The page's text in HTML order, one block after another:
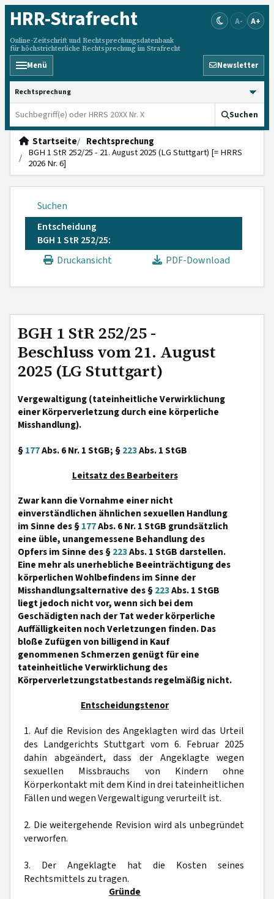
HRR-Strafrecht
Online-Zeitschrift und Rechtsprechungsdatenbank
für höchstrichterliche Rechtsprechung im Strafrecht
A- A+
Menü Newsletter
HRRS durchsuchen
Suchen
Startseite
Rechtsprechung
BGH 1 StR 252/25 - 21. August 2025 (LG Stuttgart) [= HRRS
2026 Nr. 6]
Suchen
Entscheidung
BGH 1 StR 252/25:
Druckansicht
PDF-Download
BGH 1 StR 252/25 -
Beschluss vom 21. August
2025 (LG Stuttgart)
Vergewaltigung (tateinheitliche Verwirklichung
einer Körperverletzung durch eine körperliche
Misshandlung).
§177Abs. 6 Nr. 1 StGB; §223Abs. 1 StGB
Leitsatz des Bearbeiters
Zwar kann die Vornahme einer nicht
einverständlichen ähnlichen sexuellen Handlung
im Sinne des §177Abs. 6 Nr. 1 StGB grundsätzlich
eine üble, unangemessene Behandlung des
Opfers im Sinne des §223Abs. 1 StGB darstellen.
Eine mehr als unerhebliche Beeinträchtigung des
körperlichen Wohlbefindens im Sinne der
Misshandlungsalternative des §223Abs. 1 StGB
liegt jedoch nicht vor, wenn sich bei dem
Geschädigten nach der Tat weder körperliche
Auffälligkeiten noch Verletzungen finden. Das
bloße Zufügen von billigend in Kauf
genommenen Schmerzen genügt für eine
tateinheitliche Verwirklichung des
Körperverletzungstatbestands regelmäßig nicht.
Entscheidungstenor
1. Auf die Revision des Angeklagten wird das Urteil
des Landgerichts Stuttgart vom 6. Februar 2025
dahin abgeändert, dass der Angeklagte wegen
sexuellen Missbrauchs von Kindern ohne
Körperkontakt mit dem Kind in drei tateinheitlichen
Fällen und wegen Vergewaltigung verurteilt ist.
2. Die weitergehende Revision wird als unbegründet
verworfen.
3. Der Angeklagte hat die Kosten seines
Rechtsmittels zu tragen.
Gründe